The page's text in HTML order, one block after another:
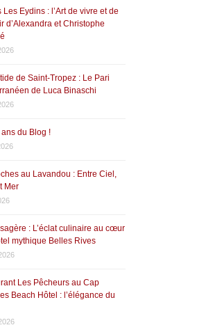
Les Eydins : l’Art de vivre et de
d’Alexandra et Christophe
de Saint-Tropez : Le Pari
de Luca Binaschi
ans du Blog !
au Lavandou : Entre Ciel,
Mer
: L’éclat culinaire au cœur
mythique Belles Rives
Les Pêcheurs au Cap
Beach Hôtel : l’élégance du